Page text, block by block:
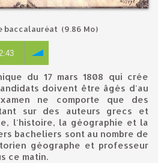
baccalauréat (9.86 Mo)
doivent être âgés d'au
ne comporte que des
sur des auteurs grecs et
l'histoire, la géographie et la
bacheliers sont au nombre de
géographe et professeur
ce matin.